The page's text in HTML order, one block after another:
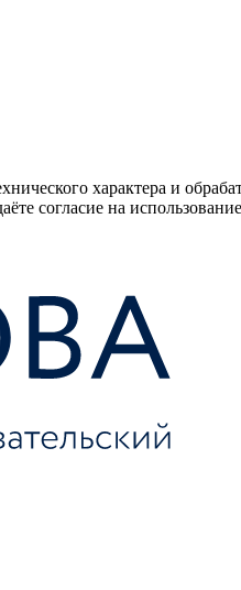
характера и
согласие на